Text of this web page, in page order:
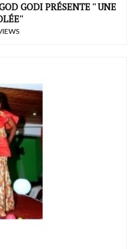
GODI PRÉSENTE '' UNE